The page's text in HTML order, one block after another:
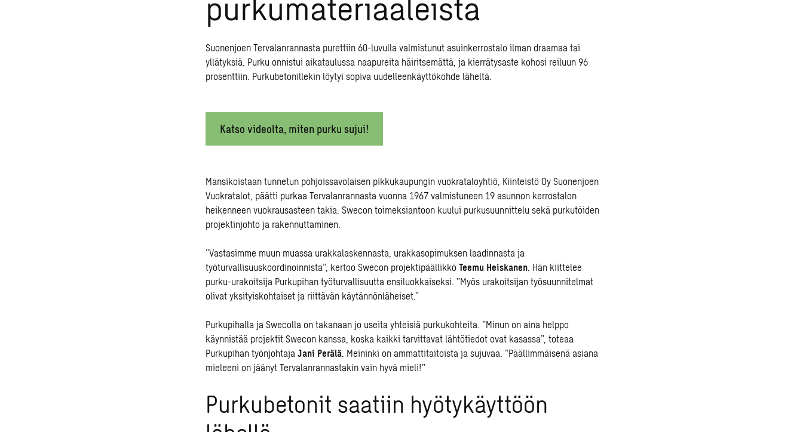
Suonenjoen Tervalanrannasta purettiin 60-luvulla valmistunut asuinkerrostalo ilman draamaa tai
yllätyksiä. Purku onnistui aikataulussa naapureita häiritsemättä, ja kierrätysaste kohosi reiluun 96
prosenttiin. Purkubetonillekin löytyi sopiva uudelleenkäyttökohde läheltä.
Katso videolta, miten purku sujui!
Mansikoistaan tunnetun pohjoissavolaisen pikkukaupungin vuokrataloyhtiö, Kiinteistö Oy Suonenjoen
Vuokratalot, päätti purkaa Tervalanrannasta vuonna 1967 valmistuneen 19 asunnon kerrostalon
heikenneen vuokrausasteen takia. Swecon toimeksiantoon kuului purkusuunnittelu sekä purkutöiden
projektinjohto ja rakennuttaminen.
”Vastasimme muun muassa urakkalaskennasta, urakkasopimuksen laadinnasta ja
työturvallisuuskoordinoinnista”, kertoo Swecon projektipäällikkö Teemu Heiskanen. Hän kiittelee
purku-urakoitsija Purkupihan työturvallisuutta ensiluokkaiseksi. ”Myös urakoitsijan työsuunnitelmat
olivat yksityiskohtaiset ja riittävän käytännönläheiset.”
Purkupihalla ja Swecolla on takanaan jo useita yhteisiä purkukohteita. ”Minun on aina helppo
käynnistää projektit Swecon kanssa, koska kaikki tarvittavat lähtötiedot ovat kasassa”, toteaa
Purkupihan työnjohtaja Jani Perälä. Meininki on ammattitaitoista ja sujuvaa. ”Päällimmäisenä asiana
mieleeni on jäänyt Tervalanrannastakin vain hyvä mieli!”
Purkubetonit saatiin hyötykäyttöön